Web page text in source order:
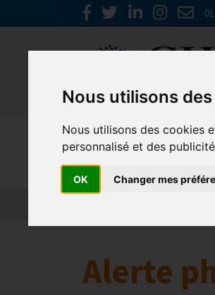
Nous utilisons
Nous utilisons des cookies
personnalisé et des
OK Changer mes
Alerte